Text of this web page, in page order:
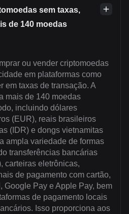
sem taxas,
de 140 moedas
ou vender criptomoedas
em plataformas como
em taxas de transação. A
mais de 140 moedas
incluindo dólares
(EUR), reais brasileiros
(IDR) e dongs vietnamitas
ampla variedade de formas
transferências bancárias
carteiras eletrônicas,
de pagamento com cartão,
Google Pay e Apple Pay, bem
de pagamento locais
Isso proporciona aos